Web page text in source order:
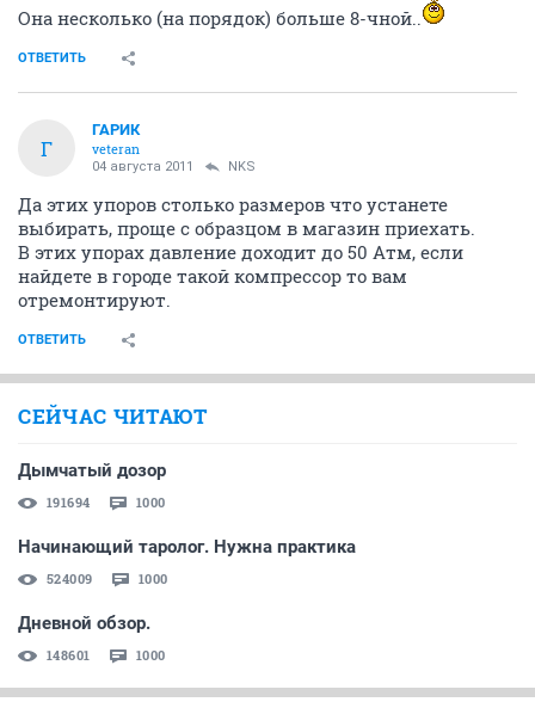
Она несколько (на порядок) больше 8-чной..
ОТВЕТИТЬ
Г
ГАРИК
veteran
04 августа 2011 NKS
Да этих упоров столько размеров что устанете
выбирать, проще с образцом в магазин приехать.
В этих упорах давление доходит до 50 Атм, если
найдете в городе такой компрессор то вам
отремонтируют.
ОТВЕТИТЬ
СЕЙЧАС ЧИТАЮТ
Дымчатый дозор
191694 1000
Начинающий таролог. Нужна практика
524009 1000
Дневной обзор.
148601 1000